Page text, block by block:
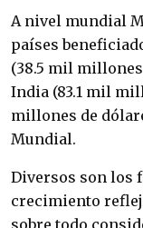
A nivel mundial
países
(38.5 mil
India (83.1 mil
millones de
Mundial.
Diversos son los
crecimiento
sobre todo